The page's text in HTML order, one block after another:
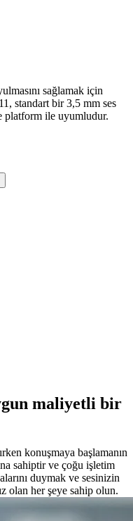
sağlamak için
standart bir 3,5 mm ses
platform ile uyumludur.
maliyetli bir
konuşmaya başlamanın
sahiptir ve çoğu işletim
duymak ve sesinizin
olan her şeye sahip olun.